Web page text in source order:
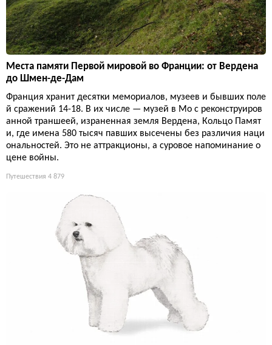
Места памяти Первой мировой во Франции: от Вердена
до Шмен-де-Дам
Франция хранит десятки мемориалов, музеев и бывших поле
й сражений 14-18. В их числе — музей в Мо с реконструиров
анной траншеей, израненная земля Вердена, Кольцо Памят
и, где имена 580 тысяч павших высечены без различия наци
ональностей. Это не аттракционы, а суровое напоминание о
цене войны.
Путешествия 4 879